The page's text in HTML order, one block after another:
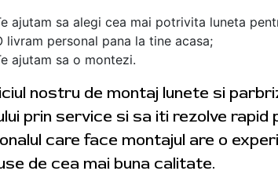
ajutam sa alegi cea mai potrivita luneta
livram personal pana la tine acasa;
ajutam sa o montezi.
nostru de montaj lunete si
prin service si sa iti rezolve rapid
care face montajul are o
de cea mai buna calitate.